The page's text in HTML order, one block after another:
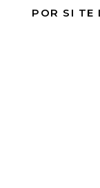
POR SI TE